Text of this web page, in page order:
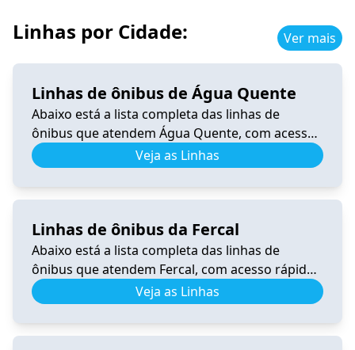
Linhas por Cidade: Ver mais
Linhas de ônibus de Água Quente
Abaixo está a lista completa das linhas de
ônibus que atendem Água Quente, com acesso
rápido a horários, itinerários e informações
atualizadas. 0.340 Horário de Ônibus 0.340
Real e Itinerário (2026) Ver horários 340.3
Horário de Ônibus 340.3 Recanto […]
Veja as Linhas
Linhas de ônibus da Fercal
Abaixo está a lista completa das linhas de
ônibus que atendem Fercal, com acesso rápido
a horários, itinerários e informações
atualizadas. 0.531 Horário de Ônibus 0.531
Veja as Linhas